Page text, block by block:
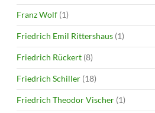
Franz Wolf (1)
Friedrich Emil Rittershaus (1)
Friedrich Rückert (8)
Friedrich Schiller (18)
Friedrich Theodor Vischer (1)